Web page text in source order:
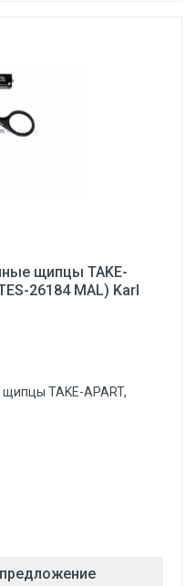
щипцы TAKE-
26184 MAL) Karl
TAKE-APART,